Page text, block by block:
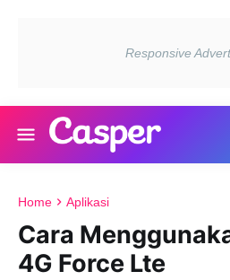
Home Aplikasi
Cara
4G Force Lte